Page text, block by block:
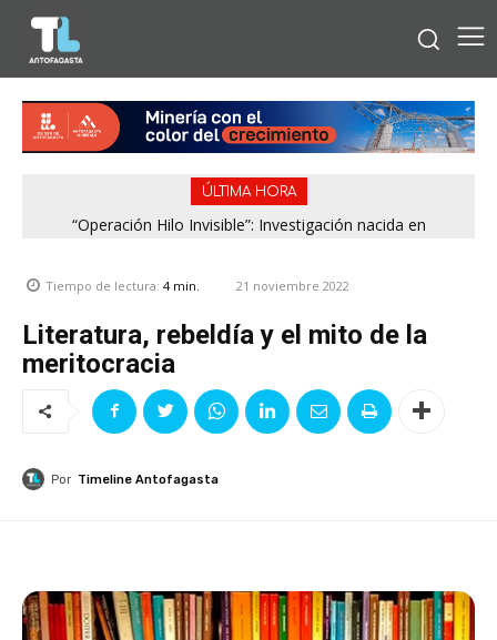
ÚLTIMA HORA
“Operación Hilo Invisible”: Investigación nacida en
Región de Antofagasta enfrentará nuevo episodio
Tiempo de lectura: 4min. 21 noviembre 2022
Literatura, rebeldía y el mito de la
meritocracia
Por Timeline Antofagasta